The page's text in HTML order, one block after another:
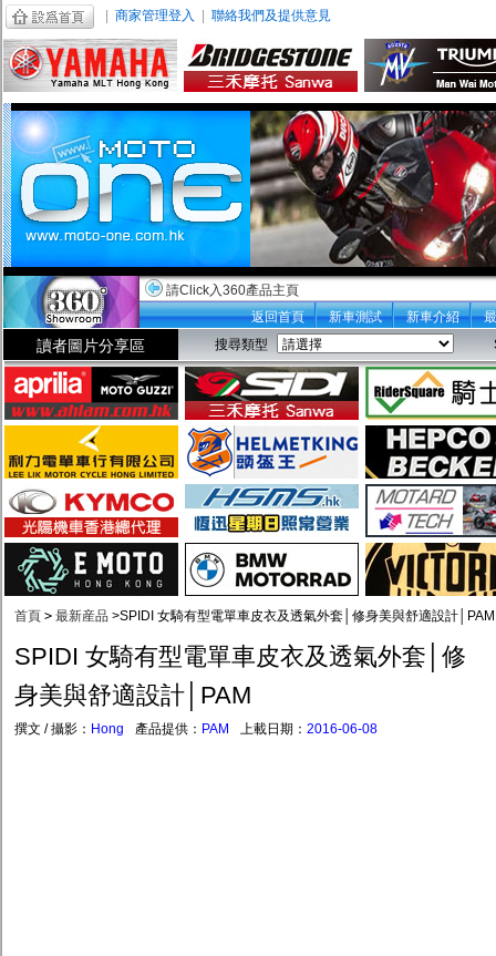
商家管理登入 聯絡我們及提供意見
請Click入360產品主頁
返回首頁
新車測試 新車介紹
讀者圖片分享區 搜尋類型
首頁 > 最新産品 >SPIDI 女騎有型電單車皮衣及透氣外套│修身美與舒適設計│PAM
SPIDI 女騎有型電單車皮衣及透氣外套│修
身美與舒適設計│PAM
撰文 / 攝影： Hong 產品提供： PAM 上載日期： 2016-06-08